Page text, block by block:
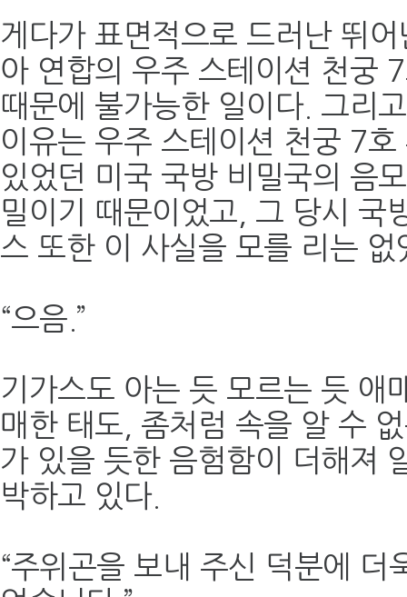
게다가 표면적으로 드러난 뛰
아 연합의 우주 스테이션 천궁
때문에 불가능한 일이다. 그리
이유는 우주 스테이션 천궁 7
있었던 미국 국방 비밀국의 음
밀이기 때문이었고, 그 당시 국
스 또한 이 사실을 모를 리는 없
“으음.”
기가스도 아는 듯 모르는 듯 애
매한 태도, 좀처럼 속을 알 수
가 있을 듯한 음험함이 더해져
박하고 있다.
“주위곤을 보내 주신 덕분에 더